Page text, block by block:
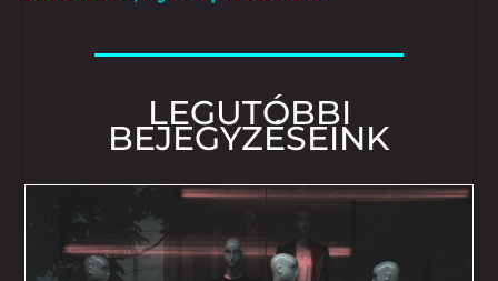
LEGUTÓBBI
BEJEGYZÉSEINK